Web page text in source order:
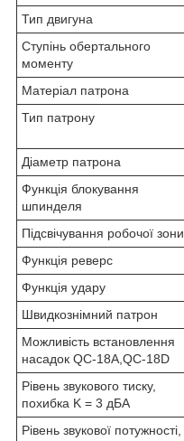
Тип двигуна
Ступінь обертального
моменту
Матеріал патрона
Тип патрону
Діаметр патрона
Функція блокування
шпинделя
Підсвічування робочої зони
Функція реверс
Функція удару
Швидкознімний патрон
Можливість встановлення
насадок QC-18A,QC-18D
Рівень звукового тиску,
похибка K = 3 дБА
Рівень звукової потужності,